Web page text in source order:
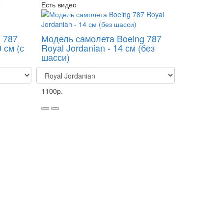
787
см (с
Есть видео
Модель самолета Boeing 787
Royal Jordanian - 14 см (без
шасси)
1100р.